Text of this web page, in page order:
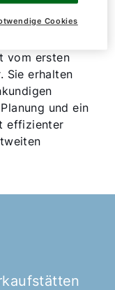
vom ersten
Sie erhalten
und ein
effizienter
Cookies